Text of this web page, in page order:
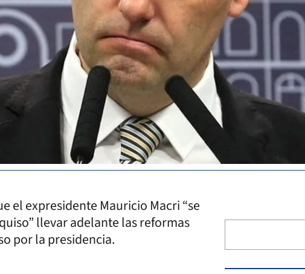
el expresidente Mauricio Macri “se
llevar adelante las reformas
por la presidencia.